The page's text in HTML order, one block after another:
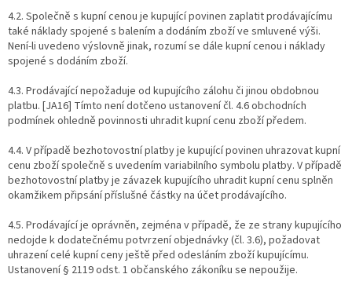
4.2. Společně s kupní cenou je kupující povinen zaplatit prodávajícímu
také náklady spojené s balením a dodáním zboží ve smluvené výši.
Není-li uvedeno výslovně jinak, rozumí se dále kupní cenou i náklady
spojené s dodáním zboží.
4.3. Prodávající nepožaduje od kupujícího zálohu či jinou obdobnou
platbu. [JA16] Tímto není dotčeno ustanovení čl. 4.6 obchodních
podmínek ohledně povinnosti uhradit kupní cenu zboží předem.
4.4. V případě bezhotovostní platby je kupující povinen uhrazovat kupní
cenu zboží společně s uvedením variabilního symbolu platby. V případě
bezhotovostní platby je závazek kupujícího uhradit kupní cenu splněn
okamžikem připsání příslušné částky na účet prodávajícího.
4.5. Prodávající je oprávněn, zejména v případě, že ze strany kupujícího
nedojde k dodatečnému potvrzení objednávky (čl. 3.6), požadovat
uhrazení celé kupní ceny ještě před odesláním zboží kupujícímu.
Ustanovení § 2119 odst. 1 občanského zákoníku se nepoužije.